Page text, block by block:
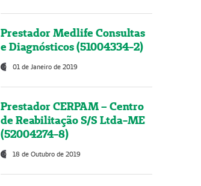
Prestador Medlife Consultas
e Diagnósticos (51004334-2)
01 de Janeiro de 2019
Prestador CERPAM – Centro
de Reabilitação S/S Ltda-ME
(52004274-8)
18 de Outubro de 2019